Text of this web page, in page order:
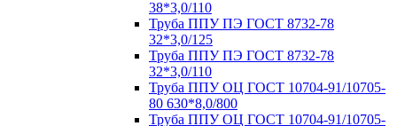
38*3,0/110
Труба ППУ ПЭ ГОСТ 8732-78
32*3,0/125
Труба ППУ ПЭ ГОСТ 8732-78
32*3,0/110
Труба ППУ ОЦ ГОСТ 10704-91/10705-
80 630*8,0/800
Труба ППУ ОЦ ГОСТ 10704-91/10705-